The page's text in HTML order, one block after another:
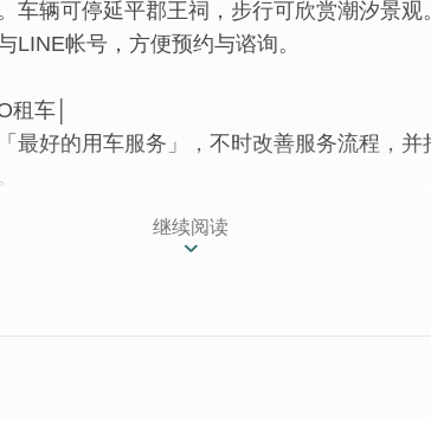
车辆可停延平郡王祠，步行可欣赏潮汐景
LINE帐号，方便预约与谘询。
租车│
最好的用车服务」，不时改善服务流程，
继续阅读